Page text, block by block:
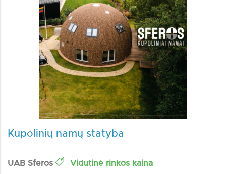
Kupolinių namų statyba
UAB Sferos Vidutinė rinkos kaina